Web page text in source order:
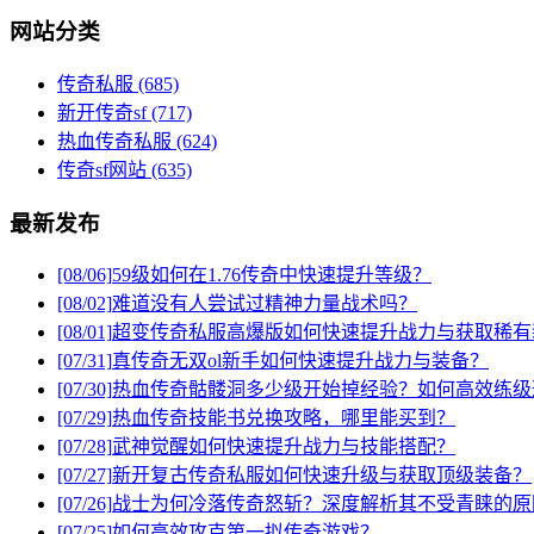
网站分类
传奇私服 (685)
新开传奇sf(717)
热血传奇私服 (624)
传奇sf网站 (635)
最新发布
[08/06]59级如何在1.76传奇中快速提升等级？
[08/02]难道没有人尝试过精神力量战术吗？
[08/01]超变传奇私服高爆版如何快速提升战力与获取稀有
[07/31]真传奇无双ol新手如何快速提升战力与装备？
[07/30]热血传奇骷髅洞多少级开始掉经验？如何高效练级
[07/29]热血传奇技能书兑换攻略，哪里能买到？
[07/28]武神觉醒如何快速提升战力与技能搭配？
[07/27]新开复古传奇私服如何快速升级与获取顶级装备？
[07/26]战士为何冷落传奇怒斩？深度解析其不受青睐的原